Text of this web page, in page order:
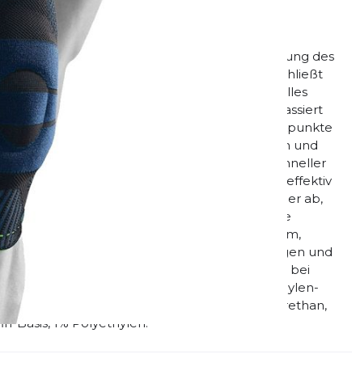
leichte, wohltuende Kompression die Bewegung des
schützt vor Überlastung. Die Bandage umschließt
eine anatomisch geformte Pelotte, ein spezielles
und weiterleitet. Wird das Knie bewegt, massiert
Bindegewebe und die Muskeln. Zwei Druckpunkte
Die Stimulation regt den Stoffwechsel an und
Die stabilisierende Muskulatur wird schneller
verbessert. Auf diese Weise wird effektiv
Überlastungsschmerzen klingen schneller ab,
werden. Das Gestrick der Sports Knee
Maschen und besteht aus atmungsaktivem,
besonders leicht, angenehm zu tragen und
und Haftzonen gewähren sicheren Sitz bei
35% Polyamid, 30% Styrol-Ethylen-
galvanisiert, 11% Elasthan, 4% Polyurethan,
Basis, 1% Polyethylen.